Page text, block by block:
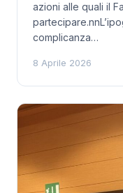
azioni alle quali il
complicanza…
8 Aprile 2026